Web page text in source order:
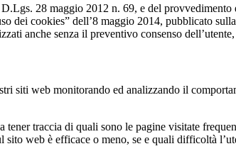
28 maggio 2012 n. 69, e del
dei cookies” dell’8 maggio 2014, pubblicato
anche senza il preventivo consenso
siti web monitorando ed analizzando il
tener traccia di quali sono le pagine visitate
web è efficace o meno, se e quali difficoltà